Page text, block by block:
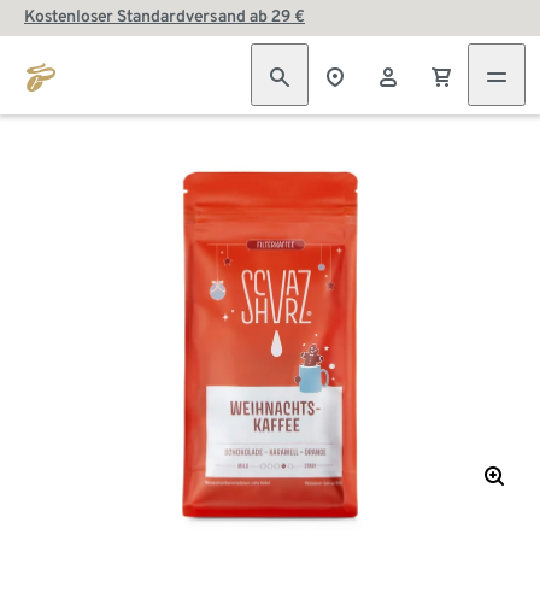
Kostenloser Standardversand ab 29 €